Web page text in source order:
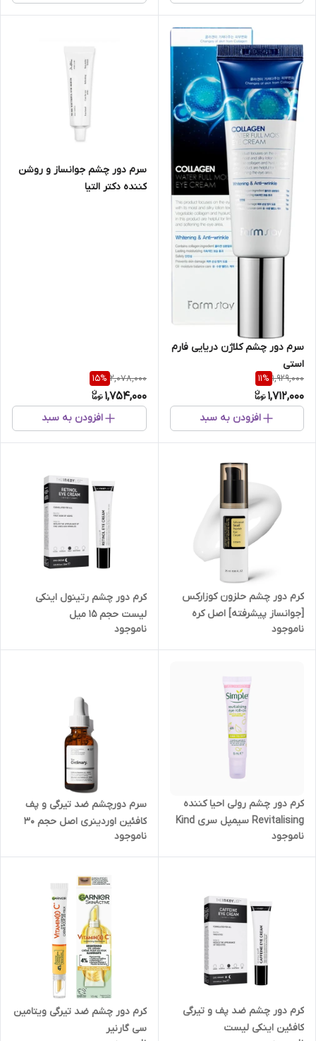
سرم دور چشم کلاژن دریایی فارم
استی
1,929,000
11%
1,712,000
افزودن به سبد
سرم دور چشم جوانساز و روشن
کننده دکتر التیا
2,078,000
15%
1,754,000
افزودن به سبد
کرم دور چشم حلزون کوزارکس
[جوانساز پیشرفته] اصل کره
ناموجود
کرم دور چشم رتینول اینکی
لیست حجم 15 میل
ناموجود
کرم دور چشم رولی احیا کننده
Revitalising سیمپل سری Kind
to Skin حجم 15ML
ناموجود
سرم دورچشم ضد تیرگی و پف
کافئین اوردینری اصل حجم 30
میل
ناموجود
کرم دور چشم ضد پف و تیرگی
کافئین اینکی لیست
کرم دور چشم ضد تیرگی ویتامین
سی گارنیر